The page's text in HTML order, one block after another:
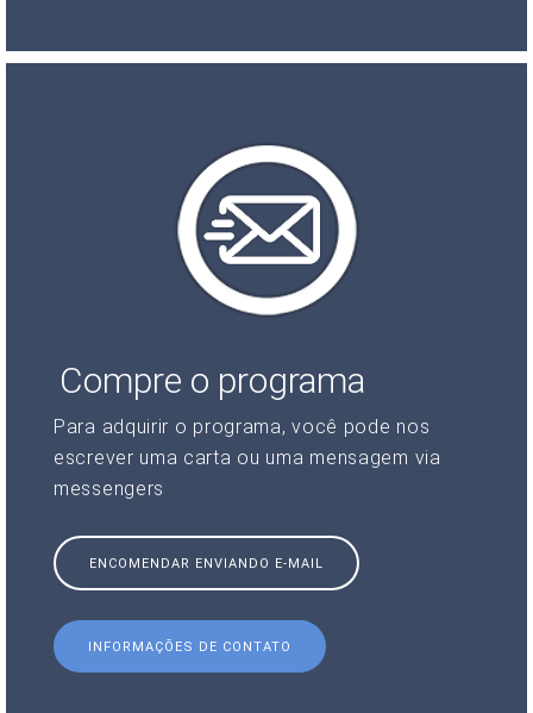
Compre o programa
Para adquirir o programa, você pode nos
escrever uma carta ou uma mensagem via
messengers
ENCOMENDAR ENVIANDO E-MAIL
INFORMAÇÕES DE CONTATO